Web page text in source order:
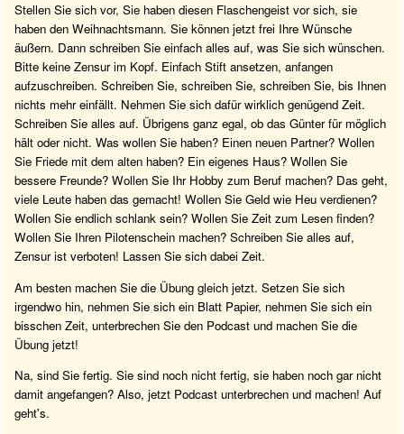
Stellen Sie sich vor, Sie haben diesen Flaschengeist vor sich, sie
haben den Weihnachtsmann. Sie können jetzt frei Ihre Wünsche
äußern. Dann schreiben Sie einfach alles auf, was Sie sich wünschen.
Bitte keine Zensur im Kopf. Einfach Stift ansetzen, anfangen
aufzuschreiben. Schreiben Sie, schreiben Sie, schreiben Sie, bis Ihnen
nichts mehr einfällt. Nehmen Sie sich dafür wirklich genügend Zeit.
Schreiben Sie alles auf. Übrigens ganz egal, ob das Günter für möglich
hält oder nicht. Was wollen Sie haben? Einen neuen Partner? Wollen
Sie Friede mit dem alten haben? Ein eigenes Haus? Wollen Sie
bessere Freunde? Wollen Sie Ihr Hobby zum Beruf machen? Das geht,
viele Leute haben das gemacht! Wollen Sie Geld wie Heu verdienen?
Wollen Sie endlich schlank sein? Wollen Sie Zeit zum Lesen finden?
Wollen Sie Ihren Pilotenschein machen? Schreiben Sie alles auf,
Zensur ist verboten! Lassen Sie sich dabei Zeit.
Am besten machen Sie die Übung gleich jetzt. Setzen Sie sich
irgendwo hin, nehmen Sie sich ein Blatt Papier, nehmen Sie sich ein
bisschen Zeit, unterbrechen Sie den Podcast und machen Sie die
Übung jetzt!
Na, sind Sie fertig. Sie sind noch nicht fertig, sie haben noch gar nicht
damit angefangen? Also, jetzt Podcast unterbrechen und machen! Auf
geht's.